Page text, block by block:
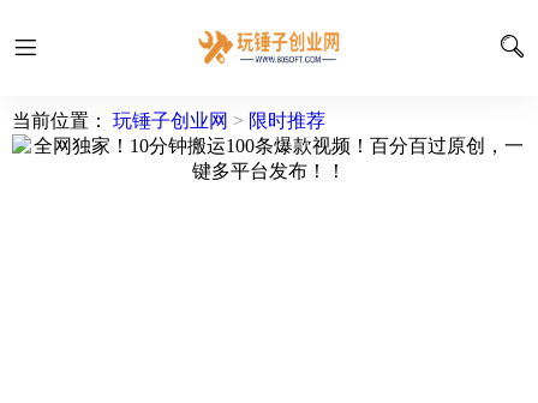
当前位置： 玩锤子创业网 > 限时推荐